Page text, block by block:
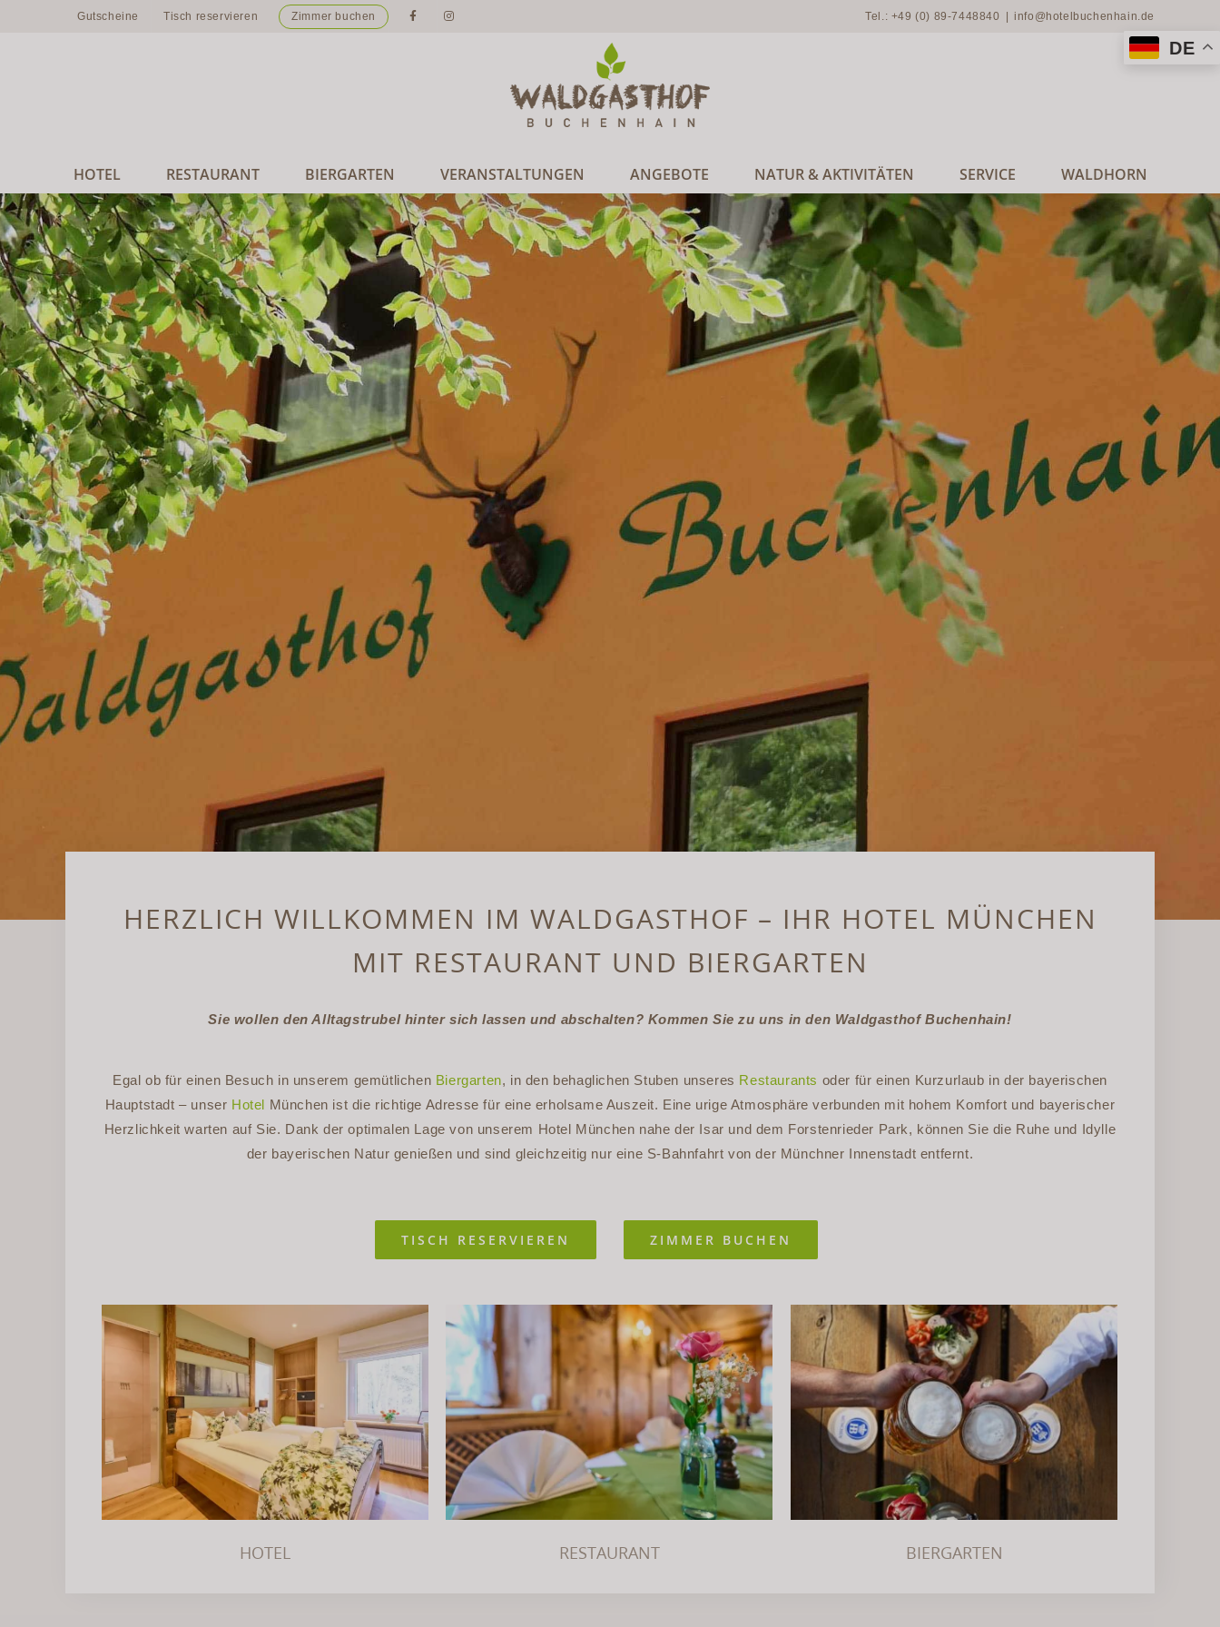
Gutscheine Tisch reservieren Zimmer buchen Tel.: +49 (0) 89-7448840 info@hotelbuchenhain.de
HOTEL RESTAURANT BIERGARTEN VERANSTALTUNGEN ANGEBOTE NATUR & AKTIVITÄTEN SERVICE WALDHORN
HERZLICH WILLKOMMEN IM WALDGASTHOF – IHR HOTEL MÜNCHEN
MIT RESTAURANT UND BIERGARTEN
Sie wollen den Alltagstrubel hinter sich lassen und abschalten? Kommen Sie zu uns in den Waldgasthof Buchenhain!
Egal ob für einen Besuch in unserem gemütlichen Biergarten, in den behaglichen Stuben unseres Restaurants oder für einen Kurzurlaub in der bayerischen
Hauptstadt – unser Hotel München ist die richtige Adresse für eine erholsame Auszeit. Eine urige Atmosphäre verbunden mit hohem Komfort und bayerischer
Herzlichkeit warten auf Sie. Dank der optimalen Lage von unserem Hotel München nahe der Isar und dem Forstenrieder Park, können Sie die Ruhe und Idylle
der bayerischen Natur genießen und sind gleichzeitig nur eine S-Bahnfahrt von der Münchner Innenstadt entfernt.
TISCH RESERVIEREN ZIMMER BUCHEN
HOTEL
HOTEL
RESTAURANT
RESTAURANT
BIERGARTEN
BIERGARTEN
DE